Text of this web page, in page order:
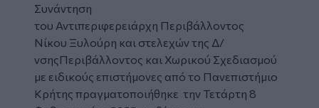
Συνάντηση
του Αντιπεριφερειάρχη Περιβάλλοντος
Νίκου Ξυλούρη και στελεχών της Δ/
νσηςΠεριβάλλοντος και Χωρικού Σχεδιασμού
με ειδικούς επιστήμονες από το Πανεπιστήμιο
Κρήτης πραγματοποιήθηκε την Τετάρτη 8